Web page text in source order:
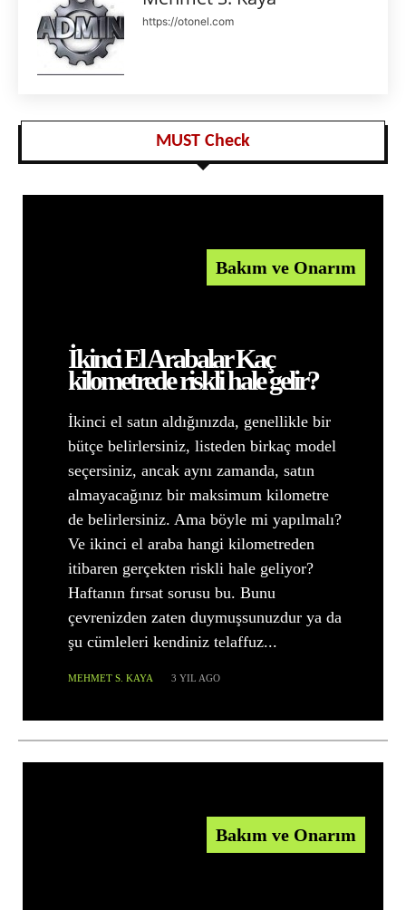
https://otonel.com
MUST Check
Bakım ve Onarım
İkinci El Arabalar Kaç
kilometrede riskli hale gelir?
İkinci el satın aldığınızda, genellikle bir
bütçe belirlersiniz, listeden birkaç model
seçersiniz, ancak aynı zamanda, satın
almayacağınız bir maksimum kilometre
de belirlersiniz. Ama böyle mi yapılmalı?
Ve ikinci el araba hangi kilometreden
itibaren gerçekten riskli hale geliyor?
Haftanın fırsat sorusu bu. Bunu
çevrenizden zaten duymuşsunuzdur ya da
şu cümleleri kendiniz telaffuz...
MEHMET S. KAYA 3 YIL AGO
Bakım ve Onarım